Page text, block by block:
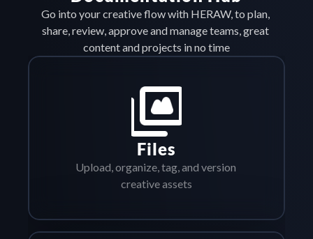
Go into your creative flow with HERAW, to plan,
share, review, approve and manage teams, great
content and projects in no time
Files
Upload, organize, tag, and version
creative assets